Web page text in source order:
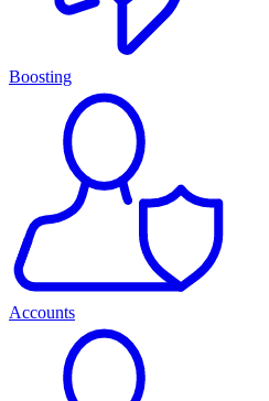
Boosting
Accounts